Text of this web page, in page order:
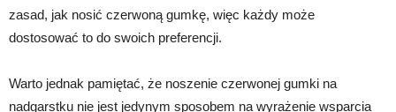
zasad, jak nosić czerwoną gumkę, więc każdy może
dostosować to do swoich preferencji.
Warto jednak pamiętać, że noszenie czerwonej gumki na
nadgarstku nie jest jedynym sposobem na wyrażenie wsparcia